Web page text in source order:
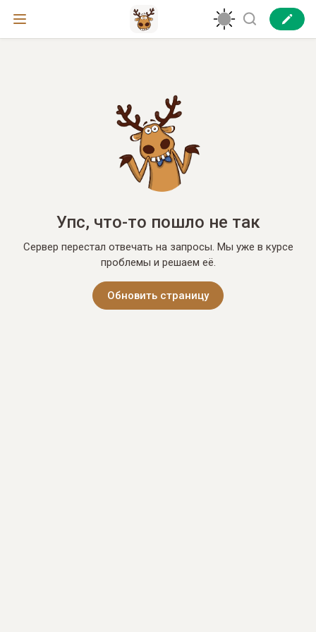
Упс, что-то пошло не так
Сервер перестал отвечать на запросы. Мы уже в курсе
проблемы и решаем её.
Обновить страницу